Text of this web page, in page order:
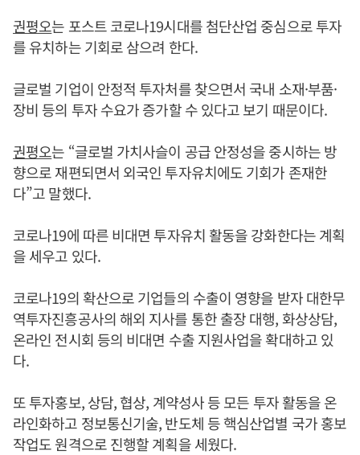
권평오는 포스트 코로나19시대를 첨단산업 중심으로 투자
를 유치하는 기회로 삼으려 한다.
글로벌 기업이 안정적 투자처를 찾으면서 국내 소재·부품·
장비 등의 투자 수요가 증가할 수 있다고 보기 때문이다.
권평오는 “글로벌 가치사슬이 공급 안정성을 중시하는 방
향으로 재편되면서 외국인 투자유치에도 기회가 존재한
다”고 말했다.
코로나19에 따른 비대면 투자유치 활동을 강화한다는 계획
을 세우고 있다.
코로나19의 확산으로 기업들의 수출이 영향을 받자 대한무
역투자진흥공사의 해외 지사를 통한 출장 대행, 화상상담,
온라인 전시회 등의 비대면 수출 지원사업을 확대하고 있
다.
또 투자홍보, 상담, 협상, 계약성사 등 모든 투자 활동을 온
라인화하고 정보통신기술, 반도체 등 핵심산업별 국가 홍보
작업도 원격으로 진행할 계획을 세웠다.